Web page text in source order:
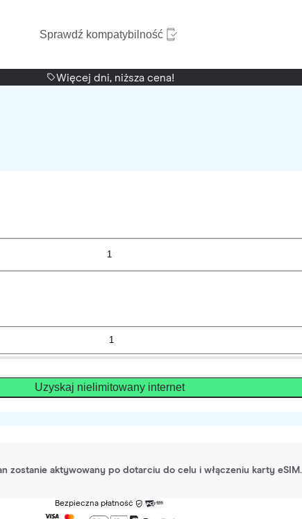
Sprawdź kompatybilność
Więcej dni, niższa cena!
1
Uzyskaj nielimitowany internet
aktywowany po dotarciu do celu i włączeniu karty eSIM.
Bezpieczna płatność